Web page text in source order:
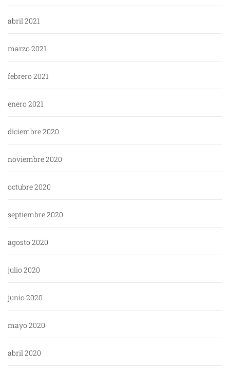
abril 2021
marzo 2021
febrero 2021
enero 2021
diciembre 2020
noviembre 2020
octubre 2020
septiembre 2020
agosto 2020
julio 2020
junio 2020
mayo 2020
abril 2020